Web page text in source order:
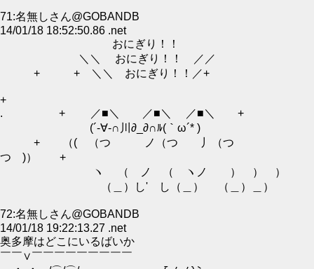
71:名無しさん@GOBANDB
14/01/18 18:52:50.86 .net
おにぎり！！
＼＼ おにぎり！！ ／／
+ + ＼＼ おにぎり！！／+
+
. + ／■＼ ／■＼ ／■＼ +
(´-∀-∩川∂_∂∩ﾙ(｀ω´* )
+ （( （つ ノ（つ 丿（つ
つ )） +
ヽ （ ノ （ ヽノ ） ） ）
（＿）し' し（＿） （＿）＿）
72:名無しさん@GOBANDB
14/01/18 19:22:13.27 .net
奥多摩はどこにいるばいか
￣￣∨￣￣￣￣￣￣￣￣￣